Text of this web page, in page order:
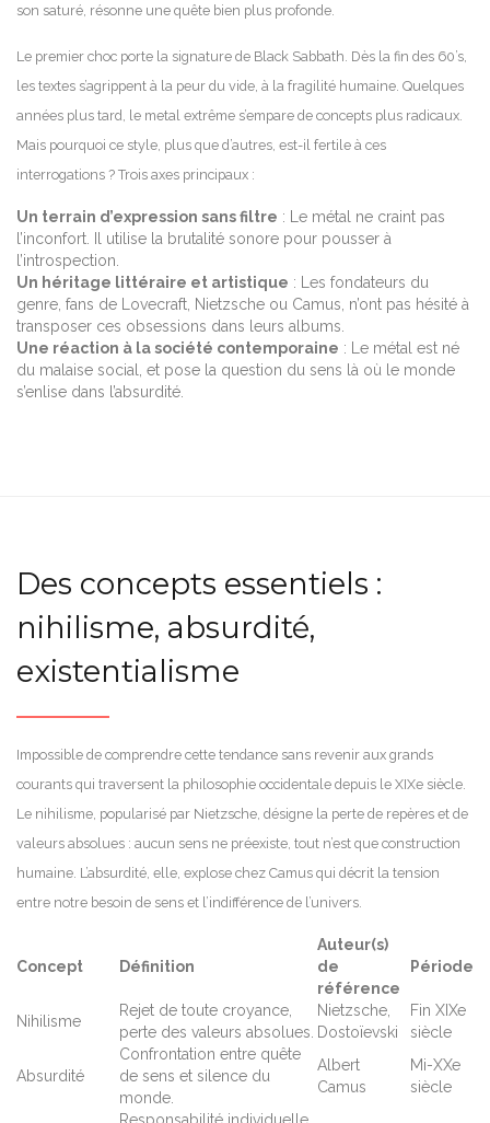
son saturé, résonne une quête bien plus profonde.
Le premier choc porte la signature de Black Sabbath. Dès la fin des 60’s,
les textes s’agrippent à la peur du vide, à la fragilité humaine. Quelques
années plus tard, le metal extrême s’empare de concepts plus radicaux.
Mais pourquoi ce style, plus que d’autres, est-il fertile à ces
interrogations ? Trois axes principaux :
Un terrain d’expression sans filtre : Le métal ne craint pas
l’inconfort. Il utilise la brutalité sonore pour pousser à
l’introspection.
Un héritage littéraire et artistique : Les fondateurs du
genre, fans de Lovecraft, Nietzsche ou Camus, n’ont pas hésité à
transposer ces obsessions dans leurs albums.
Une réaction à la société contemporaine : Le métal est né
du malaise social, et pose la question du sens là où le monde
s’enlise dans l’absurdité.
Des concepts essentiels :
nihilisme, absurdité,
existentialisme
Impossible de comprendre cette tendance sans revenir aux grands
courants qui traversent la philosophie occidentale depuis le XIXe siècle.
Le nihilisme, popularisé par Nietzsche, désigne la perte de repères et de
valeurs absolues : aucun sens ne préexiste, tout n’est que construction
humaine. L’absurdité, elle, explose chez Camus qui décrit la tension
entre notre besoin de sens et l’indifférence de l’univers.
Concept Définition
Auteur(s)
de
référence
Période
Nihilisme
Rejet de toute croyance,
perte des valeurs absolues.
Nietzsche,
Dostoïevski
Fin XIXe
siècle
Absurdité
Confrontation entre quête
de sens et silence du
monde.
Albert
Camus
Mi-XXe
siècle